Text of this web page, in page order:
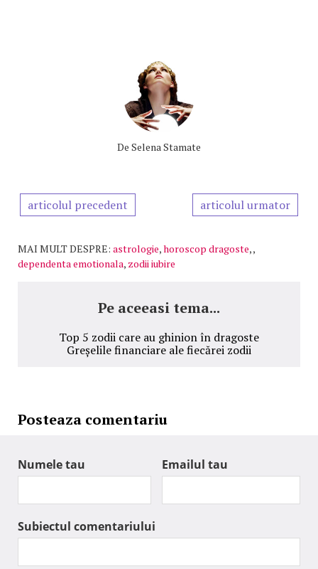
De Selena Stamate
articolul precedent articolul urmator
MAI MULT DESPRE: astrologie,horoscop dragoste,,
dependenta emotionala, zodii iubire
Pe aceeasi tema...
Top 5 zodii care au ghinion în dragoste
Greșelile financiare ale fiecărei zodii
Posteaza comentariu
Numele tau Emailul tau
Subiectul comentariului